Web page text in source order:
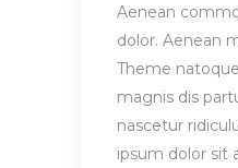
Aenean
dolor. Aenean
Theme
magnis dis
nascetur
ipsum dolor sit